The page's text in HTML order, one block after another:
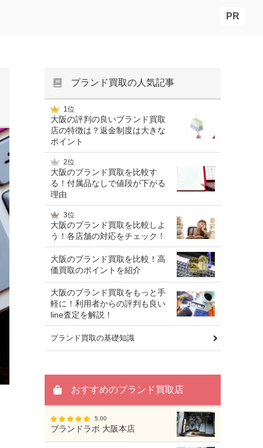
PR
プランド買取の人気記事
1位
大阪の評判の良いブランド買取
店の特徴は？返金制度は大きな
ポイント
2位
大阪のブランド買取を比較す
る！付属品なしで値段が下がる
理由
3位
大阪のブランド買取を比較しよ
う！各店舗の対応をチェック！
大阪のブランド買取を比較！高
価買取のポイントを紹介
大阪のブランド買取をもっと手
軽に！利用者からの評判も良い
line査定を解説！
プランド買取の基礎知識
おすすめのブランド買取店
5.00
ブランドラボ 大阪本店